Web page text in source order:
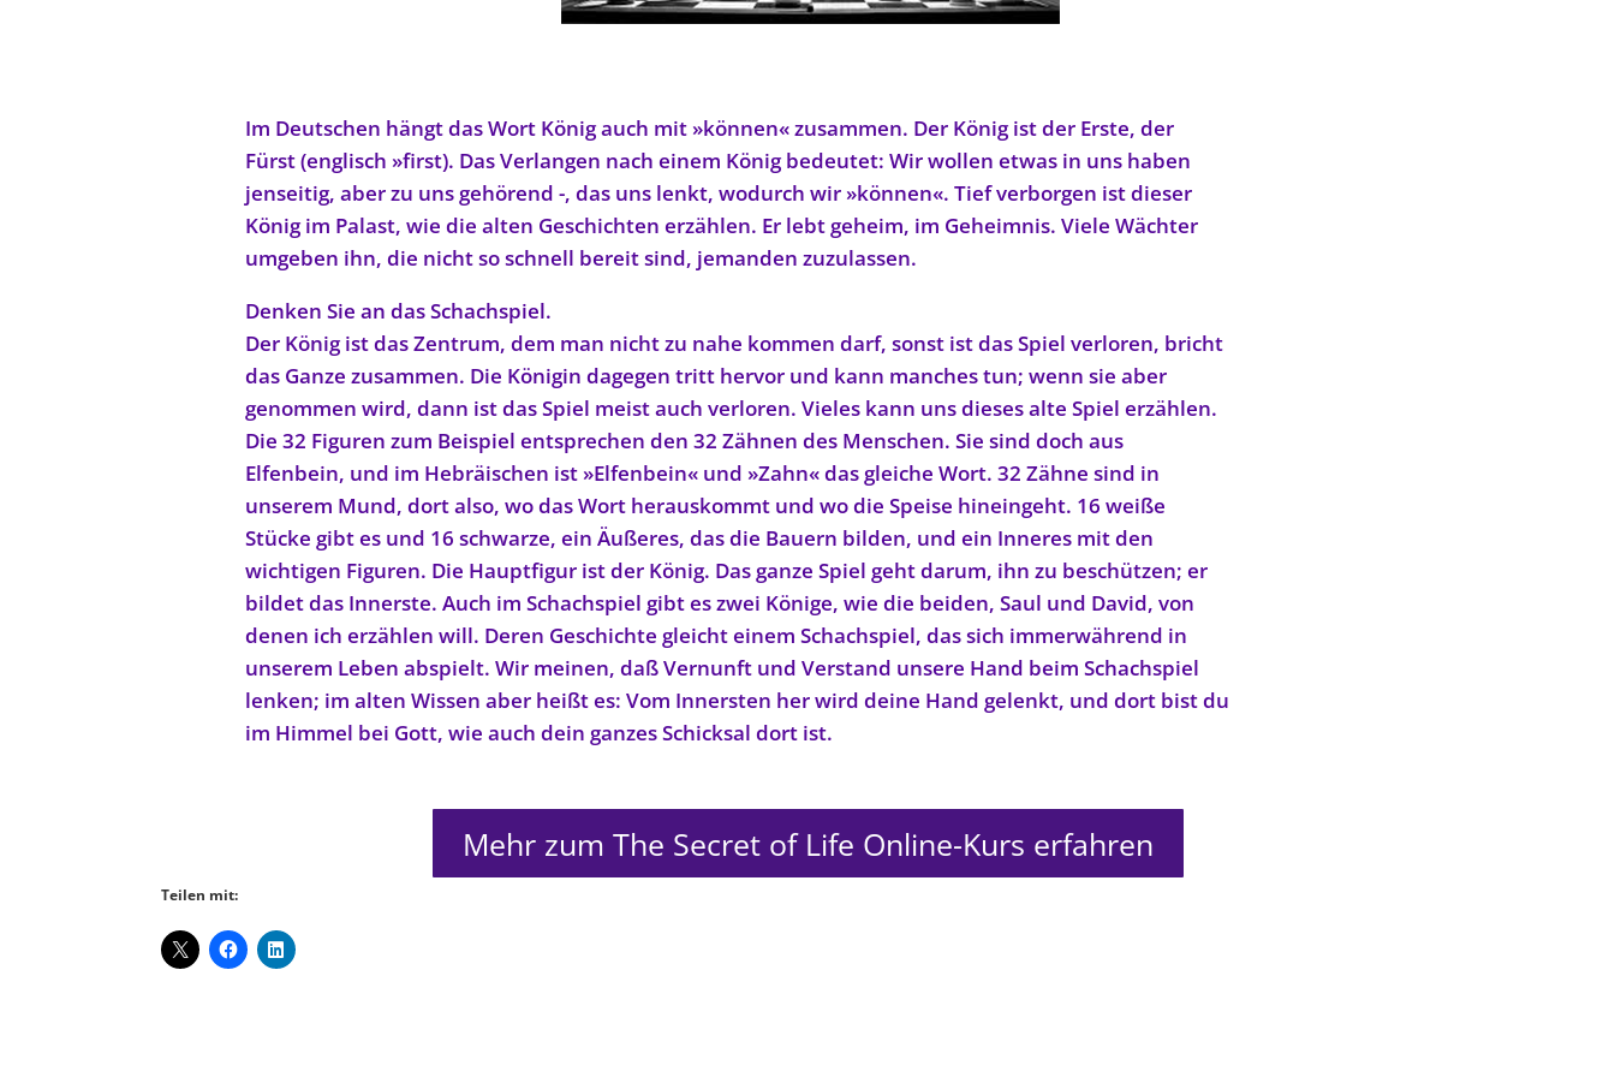
Im Deutschen hängt das Wort König auch mit »können« zusammen. Der König ist der Erste, der
Fürst (englisch »first). Das Verlangen nach einem König bedeutet: Wir wollen etwas in uns haben
jenseitig, aber zu uns gehörend -, das uns lenkt, wodurch wir »können«. Tief verborgen ist dieser
König im Palast, wie die alten Geschichten erzählen. Er lebt geheim, im Geheimnis. Viele Wächter
umgeben ihn, die nicht so schnell bereit sind, jemanden zuzulassen.
Denken Sie an das Schachspiel.
Der König ist das Zentrum, dem man nicht zu nahe kommen darf, sonst ist das Spiel verloren, bricht
das Ganze zusammen. Die Königin dagegen tritt hervor und kann manches tun; wenn sie aber
genommen wird, dann ist das Spiel meist auch verloren. Vieles kann uns dieses alte Spiel erzählen.
Die 32 Figuren zum Beispiel entsprechen den 32 Zähnen des Menschen. Sie sind doch aus
Elfenbein, und im Hebräischen ist »Elfenbein« und »Zahn« das gleiche Wort. 32 Zähne sind in
unserem Mund, dort also, wo das Wort herauskommt und wo die Speise hineingeht. 16 weiße
Stücke gibt es und 16 schwarze, ein Äußeres, das die Bauern bilden, und ein Inneres mit den
wichtigen Figuren. Die Hauptfigur ist der König. Das ganze Spiel geht darum, ihn zu beschützen; er
bildet das Innerste. Auch im Schachspiel gibt es zwei Könige, wie die beiden, Saul und David, von
denen ich erzählen will. Deren Geschichte gleicht einem Schachspiel, das sich immerwährend in
unserem Leben abspielt. Wir meinen, daß Vernunft und Verstand unsere Hand beim Schachspiel
lenken; im alten Wissen aber heißt es: Vom Innersten her wird deine Hand gelenkt, und dort bist du
im Himmel bei Gott, wie auch dein ganzes Schicksal dort ist.
Mehr zum The Secret of Life Online-Kurs erfahren
Teilen mit: